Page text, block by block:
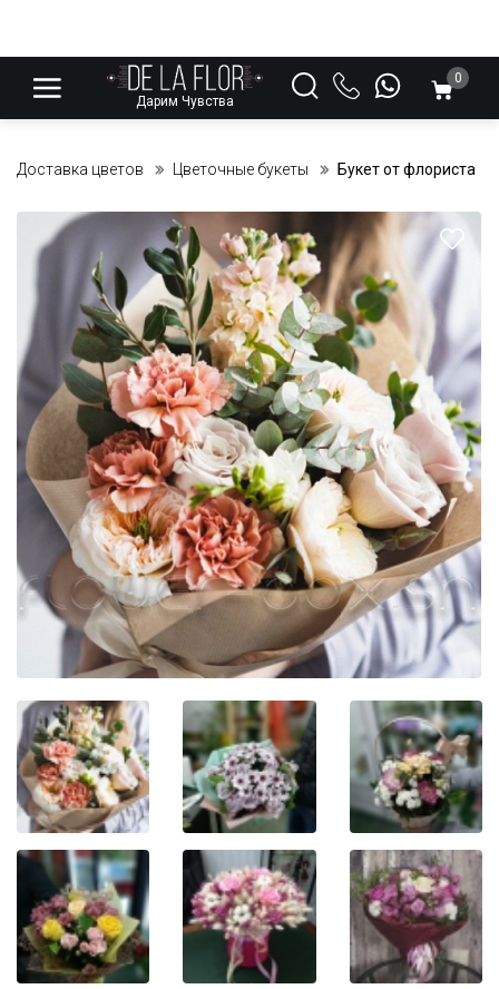
Дарим Чувства
0
Доставка цветов Цветочные букеты Букет от флориста